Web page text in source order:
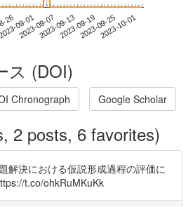
2609-01
2023-09-072023-09-132023-09-192023-09-252023-10-01
ス (DOI)
Chronograph Google Scholar
2 posts, 6 favorites)
解決における仮説形成過程の評価に
t.co/ohkRuMKuKk